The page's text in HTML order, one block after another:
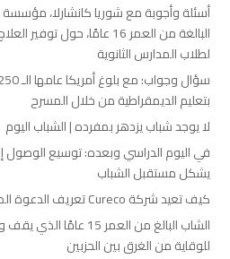
البالغة من العمر 16 عامًا،
لطلاب المدارس الثانوية
بتعليم الديمقراطية من خلال المسرح
لا يوجد شباب يزدهر بمفرده | الشباب اليوم
في اليوم الدراسي وبعده: توسيع الوصول
يشكل مستقبل الشباب
كيف تعيد شركة Cureco تعريف الدعوة الصحية التي يقودها الشباب
الشاب البالغ من العمر 15
للوقاية من الغرق بين الحزبين